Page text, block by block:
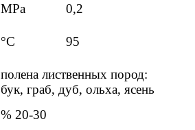
MPa
0,2
°C 95
полена лиственных пород:
бук, граб, дуб, ольха, ясень
% 20-30